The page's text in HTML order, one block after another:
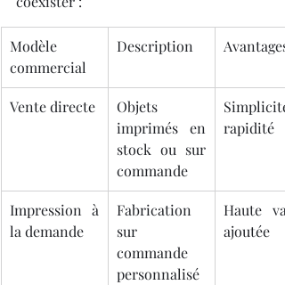
Modèle
commercial
Description Avantages
Vente directe
Objets
imprimés en
stock ou sur
commande
Simplicité,
rapidité
Impression à
la demande
Fabrication
sur
commande
personnalisé
Haute
ajoutée